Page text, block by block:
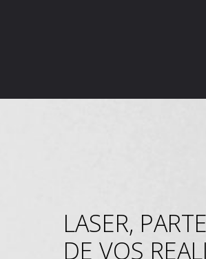
LASER,
DE VOS